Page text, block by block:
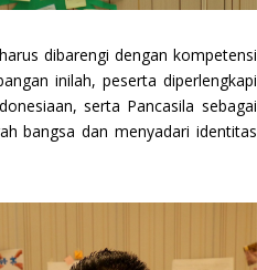
dibarengi dengan kompetensi
inilah, peserta diperlengkapi
serta Pancasila sebagai
bangsa dan menyadari identitas